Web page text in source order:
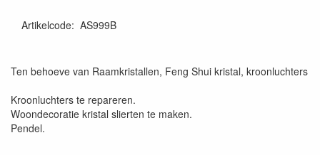
Artikelcode: AS999B
Ten behoeve van Raamkristallen, Feng Shui kristal, kroonluchters
Kroonluchters te repareren.
Woondecoratie kristal slierten te maken.
Pendel.